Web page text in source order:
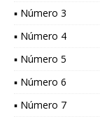
▪ Número 3
▪ Número 4
▪ Número 5
▪ Número 6
▪ Número 7